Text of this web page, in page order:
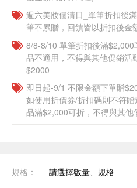
週六美妝個清日_單筆折扣後
筆不累贈，回饋皆以折扣後金
8/8-8/10 單筆折扣後滿
品不適用，不得與其他促銷活
$2000
即日起-9/1 不限金額下單贈
如使用折價券/折扣碼則不符
品滿$2,000可折，不得與其他
規格： 請選擇數量、規格